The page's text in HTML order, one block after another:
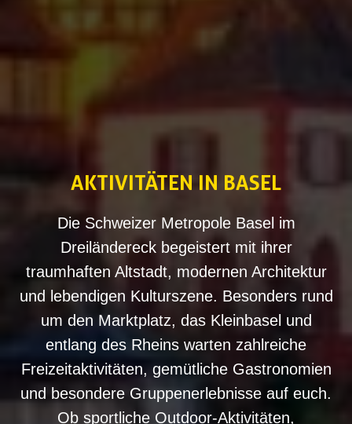
AKTIVITÄTEN ‌IN BASEL
Die Schweizer Metropole Basel im
Dreiländereck begeistert mit ihrer
traumhaften Altstadt, modernen Architektur
und lebendigen Kulturszene. Besonders rund
um den Marktplatz, das Kleinbasel und
entlang des Rheins warten zahlreiche
Freizeitaktivitäten, gemütliche Gastronomien
und besondere Gruppenerlebnisse auf euch.
Ob sportliche Outdoor-Aktivitäten,